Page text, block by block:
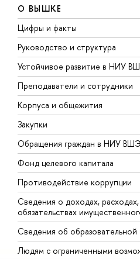
О ВЫШКЕ
Цифры и факты
Руководство и структура
Устойчивое развитие в НИУ
Преподаватели и сотрудники
Корпуса и общежития
Закупки
Обращения граждан в НИУ ВШЭ
Фонд целевого капитала
Противодействие коррупции
Сведения о доходах,
обязательствах
Сведения об образовательной
Людям с ограниченными